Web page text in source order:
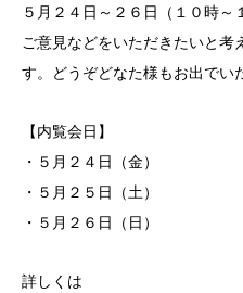
５月２４日～２６日（１０時
ご意見などをいただきたいと
す。どうぞどなた様もお出でい
【内覧会日】
・５月２４日（金）
・５月２５日（土）
・５月２６日（日）
詳しくは